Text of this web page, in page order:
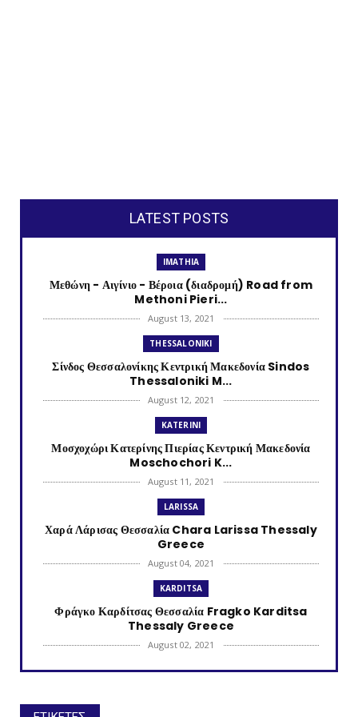
LATEST POSTS
IMATHIA
Μεθώνη - Αιγίνιο - Βέροια (διαδρομή) Road from
Methoni Pieri...
August 13, 2021
THESSALONIKI
Σίνδος Θεσσαλονίκης Κεντρική Μακεδονία Sindos
Thessaloniki M...
August 12, 2021
KATERINI
Μοσχοχώρι Κατερίνης Πιερίας Κεντρική Μακεδονία
Moschochori K...
August 11, 2021
LARISSA
Χαρά Λάρισας Θεσσαλία Chara Larissa Thessaly
Greece
August 04, 2021
KARDITSA
Φράγκο Καρδίτσας Θεσσαλία Fragko Karditsa
Thessaly Greece
August 02, 2021
KATERINI